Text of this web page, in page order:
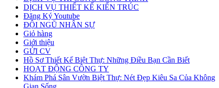
DỊCH VỤ THIẾT KẾ KIẾN TRÚC
Đăng Ký Youtube
ĐỘI NGŨ NHÂN SỰ
Giỏ hàng
Giới thiệu
GỬI CV
Hồ Sơ Thiết Kế Biệt Thự: Những Điều Bạn Cần Biết
HOẠT ĐỘNG CÔNG TY
Khám Phá Sân Vườn Biệt Thự: Nét Đẹp Kiêu Sa Của Không
Gian Sống